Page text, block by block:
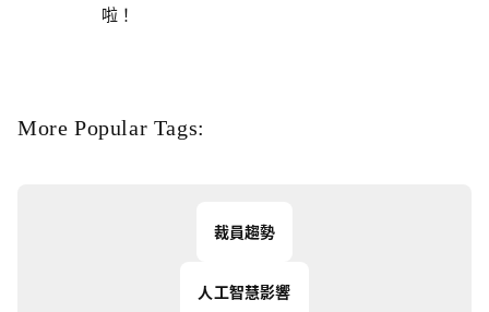
啦！
More Popular Tags:
裁員趨勢
人工智慧影響